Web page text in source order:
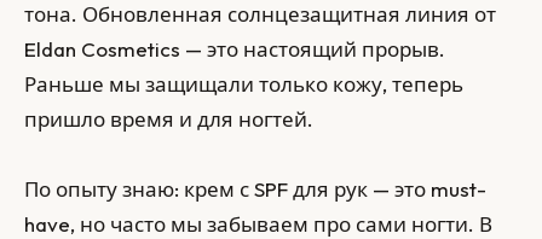
тона. Обновленная солнцезащитная линия от
Eldan Cosmetics — это настоящий прорыв.
Раньше мы защищали только кожу, теперь
пришло время и для ногтей.
По опыту знаю: крем с SPF для рук — это must-
have, но часто мы забываем про сами ногти. В